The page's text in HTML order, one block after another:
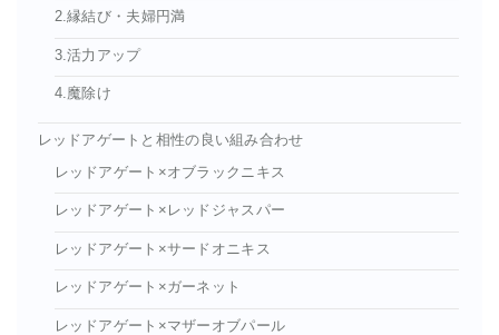
2.縁結び・夫婦円満
3.活力アップ
4.魔除け
レッドアゲートと相性の良い組み合わせ
レッドアゲート×オブラックニキス
レッドアゲート×レッドジャスパー
レッドアゲート×サードオニキス
レッドアゲート×ガーネット
レッドアゲート×マザーオブパール